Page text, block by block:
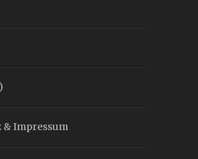
& Impressum